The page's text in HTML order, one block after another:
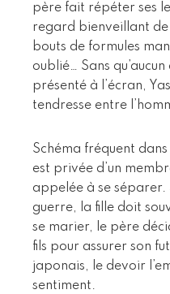
père fait répéter ses
regard bienveillant de
bouts de formules
oublié… Sans
présenté à l’écran,
tendresse entre
Schéma fréquent
est privée d’un
appelée à se séparer.
guerre, la fille doit
se marier, le père
fils pour assurer son
japonais, le devoir
sentiment.